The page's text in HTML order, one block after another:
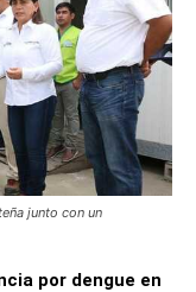
junto con un
por dengue en